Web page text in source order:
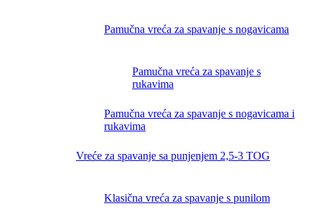
Pamučna vreća za spavanje s nogavicama
Pamučna vreća za spavanje s
rukavima
Pamučna vreća za spavanje s nogavicama i
rukavima
Vreće za spavanje sa punjenjem 2,5-3 TOG
Klasična vreća za spavanje s punilom